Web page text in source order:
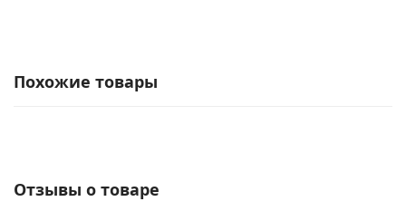
Похожие товары
Отзывы о товаре